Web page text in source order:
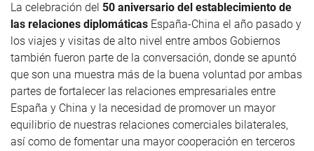
La celebración del 50 aniversario del establecimiento de
las relaciones diplomáticas España-China el año pasado y
los viajes y visitas de alto nivel entre ambos Gobiernos
también fueron parte de la conversación, donde se apuntó
que son una muestra más de la buena voluntad por ambas
partes de fortalecer las relaciones empresariales entre
España y China y la necesidad de promover un mayor
equilibrio de nuestras relaciones comerciales bilaterales,
así como de fomentar una mayor cooperación en terceros